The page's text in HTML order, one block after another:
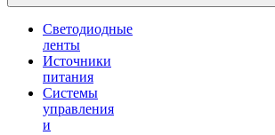
Светодиодные
ленты
Источники
питания
Системы
управления
и